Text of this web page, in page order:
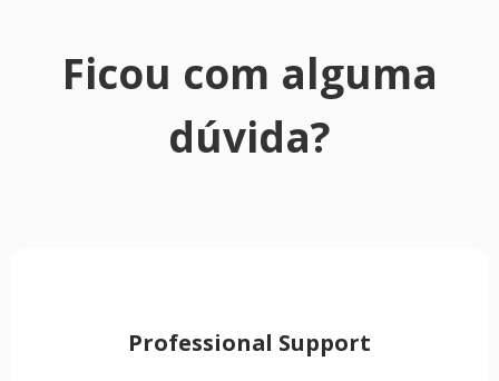
Ficou com alguma
dúvida?
Professional Support